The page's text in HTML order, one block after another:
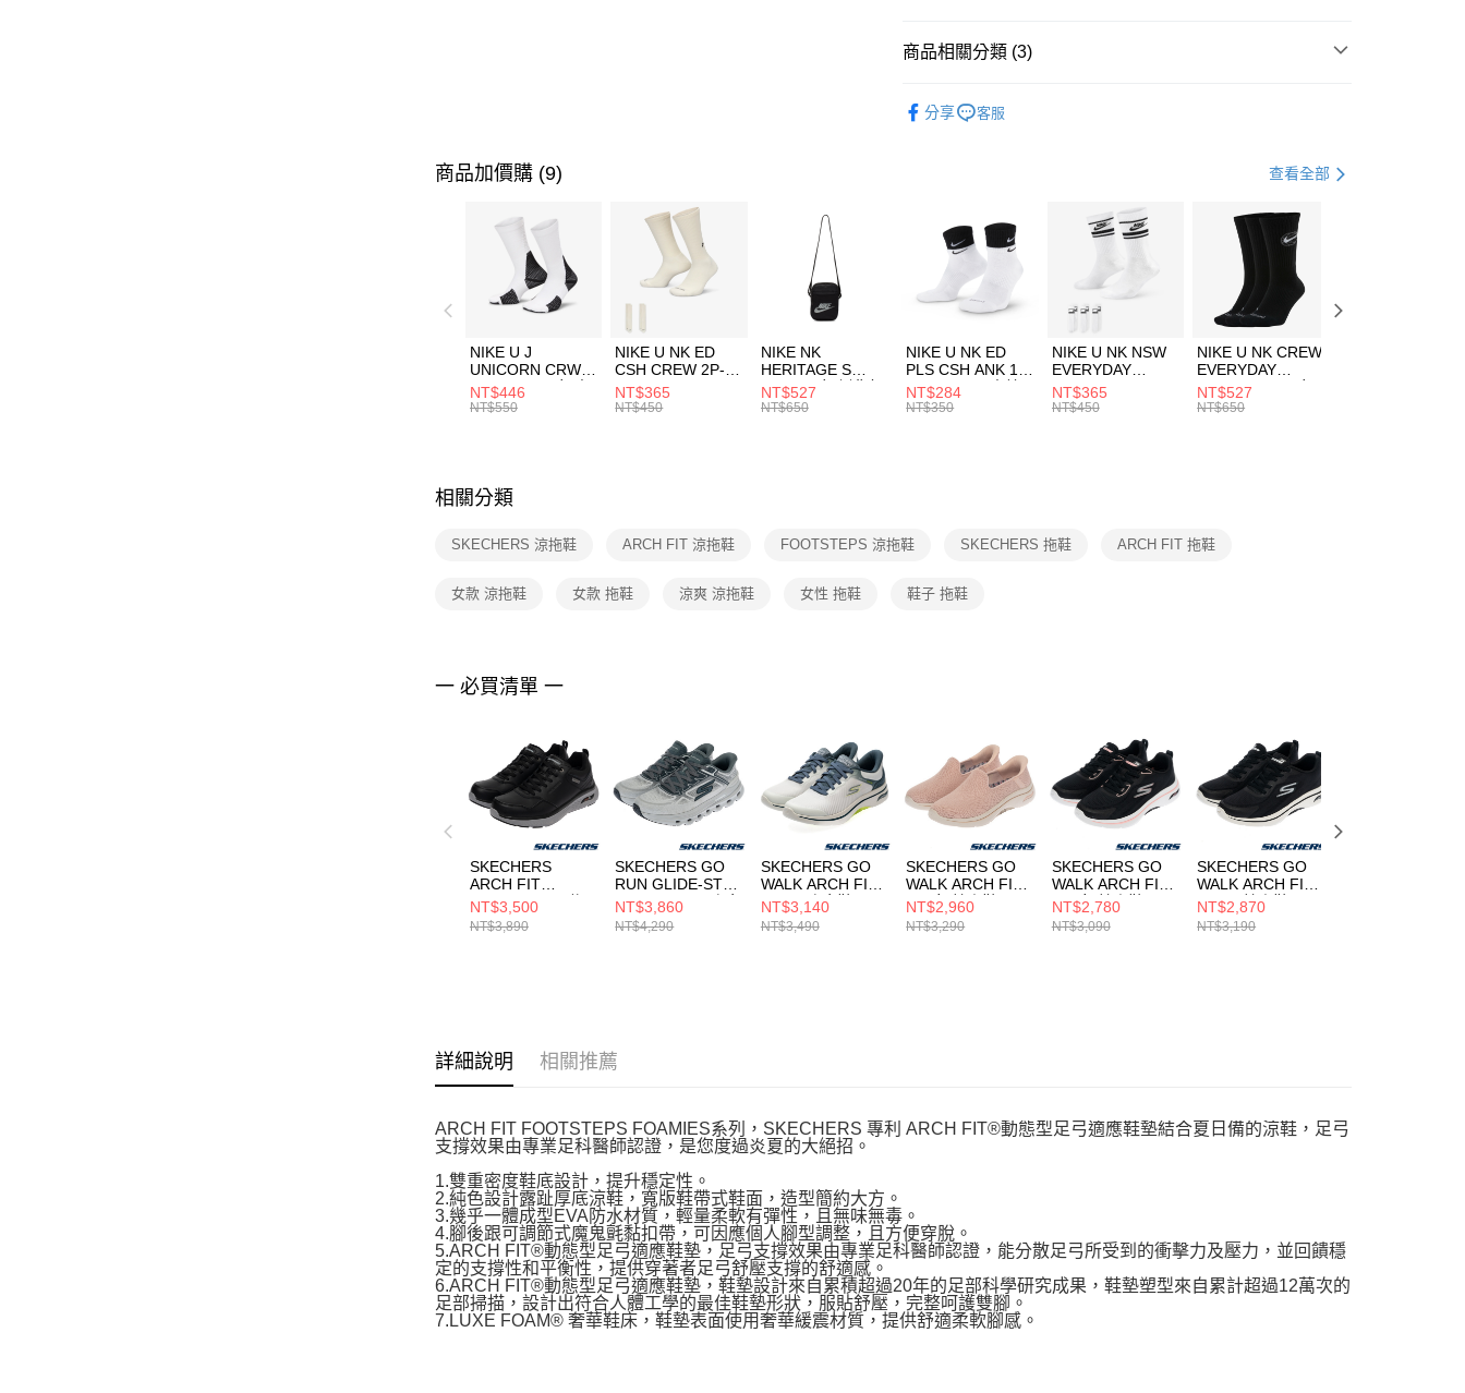
聯邦商業銀行
台新國際商業銀行
【關於「AFTEE先享後付」】
３．安心：先確認商品／服務後，再付款。
【「AFTEE先享後付」結帳流程】
１．於結帳方式選擇「AFTEE先享後付」後，將跳轉至「AFTEE先享後
付」結帳頁面，進行簡訊認證並確認金額後，即可完成結帳。
２．訂單成立數日內，您將收到繳費通知簡訊。
３．收到繳費通知簡訊後14天內，點擊此簡訊中的連結，可透過四大超商
／ATM／網路銀行／等多元方式進行付款，方視為交易完成。
※ 請注意：結帳手續完成當下不需立刻繳費，但若您需要取消訂單，請聯
絡購買商品的店家。未經商家同意取消之訂單仍視為有效，需透過AFTEE
先享後付繳納相關費用。
１．透過由恩沛科技股份有限公司提供之「AFTEE先享後付」服務完成之
交易，需依本服務之必要範圍內提供個人資料，並將交易相關給付款項請
２．關於個人資料處理事宜，請瀏覽以下網址：
５．嚴禁一人註冊多個帳號或使用他人資訊註冊。若發現惡意使用之情
形，恩沛科技股份有限公司將有權停止該用戶之使用額度並採取法律行
動。
每筆NT$100，滿NT$1,500(含以上)免運費
每筆NT$100，滿NT$1,500(含以上)免運費
付款後門市自取
每筆NT$100，滿NT$1,500(含以上)免運費
商品相關分類 (3)
分享 客服
商品加價購 (9) 查看全部
NIKE U J
UNICORN CRW
1PR -160 男女 中
統襪 FZ3393100
NT$446
NT$550
NIKE U NK ED
CSH CREW 2P-
144 EMBRDY 男
女 短統襪
NT$365
NT$450
NIKE NK
HERITAGE S
SMIT 男女 側背包
BA5871010
NT$527
NT$650
NIKE U NK ED
PLS CSH ANK 1P
144 DBL 男 中統
襪 DH4058104
NT$284
NT$350
NIKE U NK NSW
EVERYDAY
ESSENTIAL CR
男女 短統襪
NT$365
NT$450
NIKE U NK CREW
EVERYDAY
BBALL 3PR 男女
長統襪
NT$527
NT$650
相關分類
SKECHERS 涼拖鞋 ARCH FIT 涼拖鞋 FOOTSTEPS 涼拖鞋 SKECHERS 拖鞋 ARCH FIT 拖鞋
女款 涼拖鞋 女款 拖鞋 涼爽 涼拖鞋 女性 拖鞋 鞋子 拖鞋
一 必買清單 一
SKECHERS
ARCH FIT
CROSSER 男 休
閒鞋 205347BLK
NT$3,500
NT$3,890
SKECHERS GO
RUN GLIDE-STEP
ARCH FIT 男 跑步
鞋 221120GRY
NT$3,860
NT$4,290
SKECHERS GO
WALK ARCH FIT
2.0 男 跑步鞋
216653WMLT
NT$3,140
NT$3,490
SKECHERS GO
WALK ARCH FIT
2.0 女 健走鞋
125332LTPK
NT$2,960
NT$3,290
SKECHERS GO
WALK ARCH FIT
2.0 女 健走鞋
125346WBKPK
NT$2,780
NT$3,090
SKECHERS GO
WALK ARCH FIT
2.0 男 健走鞋
216816BKW
NT$2,870
NT$3,190
詳細說明 相關推薦
ARCH FIT FOOTSTEPS FOAMIES系列，SKECHERS 專利 ARCH FIT®動態型足弓適應鞋墊結合夏日備的涼鞋，足弓
支撐效果由專業足科醫師認證，是您度過炎夏的大絕招。
1.雙重密度鞋底設計，提升穩定性。
2.純色設計露趾厚底涼鞋，寬版鞋帶式鞋面，造型簡約大方。
3.幾乎一體成型EVA防水材質，輕量柔軟有彈性，且無味無毒。
4.腳後跟可調節式魔鬼氈黏扣帶，可因應個人腳型調整，且方便穿脫。
5.ARCH FIT®動態型足弓適應鞋墊，足弓支撐效果由專業足科醫師認證，能分散足弓所受到的衝擊力及壓力，並回饋穩
定的支撐性和平衡性，提供穿著者足弓舒壓支撐的舒適感。
6.ARCH FIT®動態型足弓適應鞋墊，鞋墊設計來自累積超過20年的足部科學研究成果，鞋墊塑型來自累計超過12萬次的
足部掃描，設計出符合人體工學的最佳鞋墊形狀，服貼舒壓，完整呵護雙腳。
7.LUXE FOAM® 奢華鞋床，鞋墊表面使用奢華緩震材質，提供舒適柔軟腳感。